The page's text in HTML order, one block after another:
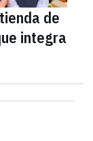
de
integra